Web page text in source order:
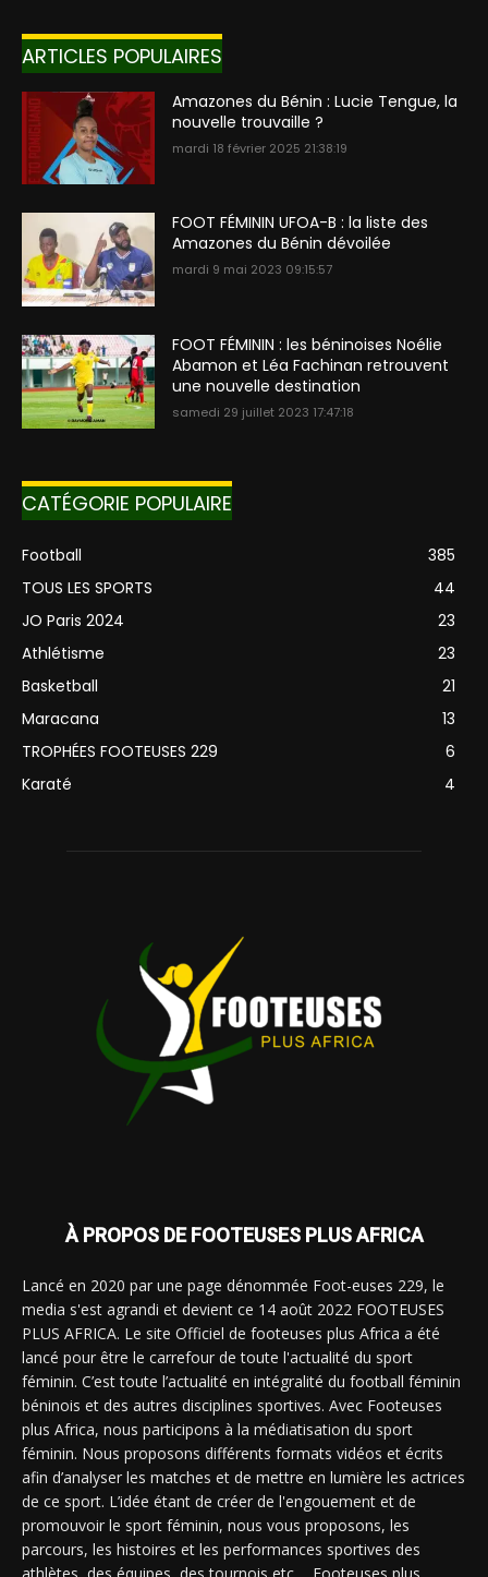
ARTICLES POPULAIRES
Amazones du Bénin : Lucie Tengue, la
nouvelle trouvaille ?
mardi 18 février 2025 21:38:19
FOOT FÉMININ UFOA-B : la liste des
Amazones du Bénin dévoilée
mardi 9 mai 2023 09:15:57
FOOT FÉMININ : les béninoises Noélie
Abamon et Léa Fachinan retrouvent
une nouvelle destination
samedi 29 juillet 2023 17:47:18
CATÉGORIE POPULAIRE
Football
385
TOUS LES SPORTS
44
JO Paris 2024
23
Athlétisme
23
Basketball
21
Maracana
13
TROPHÉES FOOTEUSES 229
6
Karaté
4
À PROPOS DE FOOTEUSES PLUS AFRICA
Lancé en 2020 par une page dénommée Foot-euses 229, le
media s'est agrandi et devient ce 14 août 2022 FOOTEUSES
PLUS AFRICA. Le site Officiel de footeuses plus Africa a été
lancé pour être le carrefour de toute l'actualité du sport
féminin. C’est toute l’actualité en intégralité du football féminin
béninois et des autres disciplines sportives. Avec Footeuses
plus Africa, nous participons à la médiatisation du sport
féminin. Nous proposons différents formats vidéos et écrits
afin d’analyser les matches et de mettre en lumière les actrices
de ce sport. L’idée étant de créer de l'engouement et de
promouvoir le sport féminin, nous vous proposons, les
parcours, les histoires et les performances sportives des
athlètes, des équipes, des tournois etc ... Footeuses plus